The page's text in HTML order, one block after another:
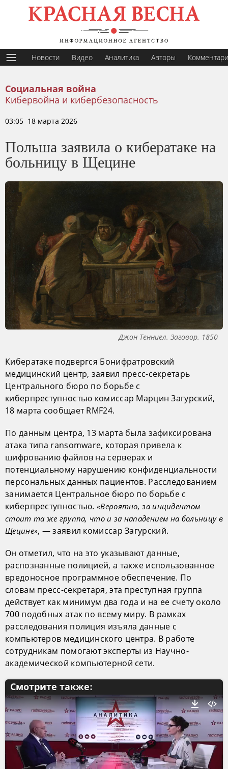
Новости Видео Аналитика Авторы
Социальная война
Кибервойна и кибербезопасность
03:05 18 марта 2026
Польша заявила о кибератаке на
больницу в Щецине
Джон Тенниел. Заговор. 1850
Кибератаке подвергся Бонифратровский
медицинский центр, заявил пресс-секретарь
Центрального бюро по борьбе с
киберпреступностью комиссар Марцин Загурский,
18 марта сообщает RMF24.
По данным центра, 13 марта была зафиксирована
атака типа ransomware, которая привела к
шифрованию файлов на серверах и
потенциальному нарушению конфиденциальности
персональных данных пациентов. Расследованием
занимается Центральное бюро по борьбе с
киберпреступностью. «Вероятно, за инцидентом
стоит та же группа, что и за нападением на больницу в
Щецине», — заявил комиссар Загурский.
Он отметил, что на это указывают данные,
распознанные полицией, а также использованное
вредоносное программное обеспечение. По
словам пресс-секретаря, эта преступная группа
действует как минимум два года и на ее счету около
700 подобных атак по всему миру. В рамках
расследования полиция изъяла данные с
компьютеров медицинского центра. В работе
сотрудникам помогают эксперты из Научно-
академической компьютерной сети.
Смотрите также: